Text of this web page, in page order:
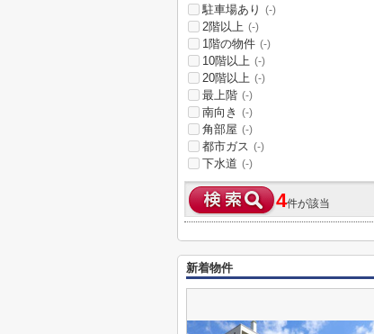
駐車場あり (-)
2階以上 (-)
1階の物件 (-)
10階以上 (-)
20階以上 (-)
最上階 (-)
南向き (-)
角部屋 (-)
都市ガス (-)
下水道 (-)
4件が該当
新着物件